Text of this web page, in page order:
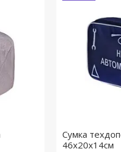
Сумка
46х20х14см